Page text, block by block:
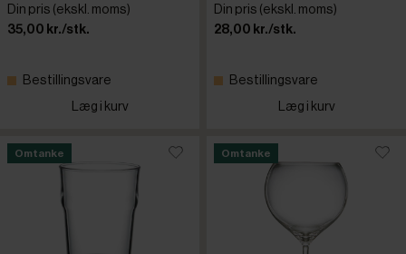
Din pris (ekskl. moms)
35,00 kr./stk.
Bestillingsvare
Læg i kurv
Din pris (ekskl. moms)
28,00 kr./stk.
Bestillingsvare
Læg i kurv
Omtanke Omtanke